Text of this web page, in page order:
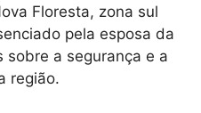
Floresta, zona sul
pela esposa da
sobre a segurança e a
região.